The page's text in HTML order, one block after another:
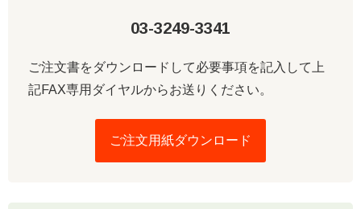
03-3249-3341
ご注文書をダウンロードして必要事項を記入して上
記FAX専用ダイヤルからお送りください。
ご注文用紙ダウンロード